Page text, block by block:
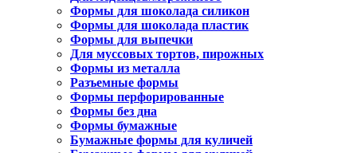
Формы для шоколада силикон
Формы для шоколада пластик
Формы для выпечки
Для муссовых тортов, пирожных
Формы из металла
Разъемные формы
Формы перфорированные
Формы без дна
Формы бумажные
Бумажные формы для куличей